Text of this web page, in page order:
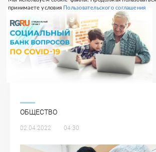
принимаете условия Пользовательского соглашения
СПЕЦИАЛЬНЫЙ
ПРОЕКТ
ОБЩЕСТВО
02.04.2022 04:30